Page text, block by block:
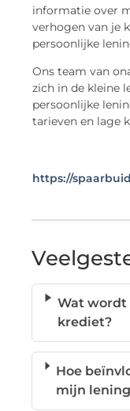
informatie over
verhogen van je
persoonlijke
Ons team van
zich in de kleine
persoonlijke
tarieven en lage
https://
Wat wordt
krediet?
Hoe
mijn